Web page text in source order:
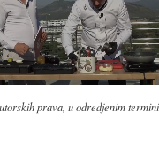
prava, u odredjenim